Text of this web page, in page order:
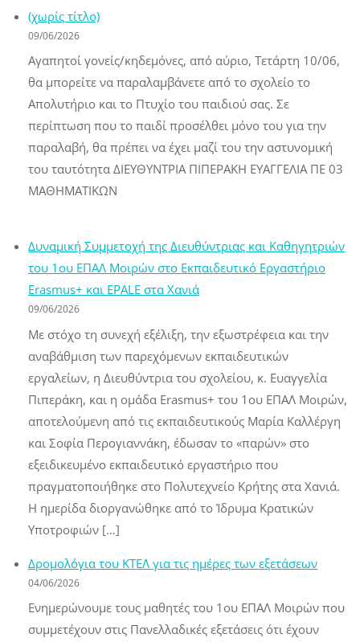
(χωρίς τίτλο)
09/06/2026
Αγαπητοί γονείς/κηδεμόνες, από αύριο, Τετάρτη 10/06,
θα μπορείτε να παραλαμβάνετε από το σχολείο το
Απολυτήριο και το Πτυχίο του παιδιού σας. Σε
περίπτωση που το παιδί προσέλθει μόνο του για την
παραλαβή, θα πρέπει να έχει μαζί του την αστυνομική
του ταυτότητα ΔΙΕΥΘΥΝΤΡΙΑ ΠΙΠΕΡΑΚΗ ΕΥΑΓΓΕΛΙΑ ΠΕ 03
ΜΑΘΗΜΑΤΙΚΩΝ
Δυναμική Συμμετοχή της Διευθύντριας και Καθηγητριών
του 1ου ΕΠΑΛ Μοιρών στο Εκπαιδευτικό Εργαστήριο
Erasmus+ και EPALE στα Χανιά
09/06/2026
Με στόχο τη συνεχή εξέλιξη, την εξωστρέφεια και την
αναβάθμιση των παρεχόμενων εκπαιδευτικών
εργαλείων, η Διευθύντρια του σχολείου, κ. Ευαγγελία
Πιπεράκη, και η ομάδα Erasmus+ του 1ου ΕΠΑΛ Μοιρών,
αποτελούμενη από τις εκπαιδευτικούς Μαρία Καλλέργη
και Σοφία Περογιαννάκη, έδωσαν το «παρών» στο
εξειδικευμένο εκπαιδευτικό εργαστήριο που
πραγματοποιήθηκε στο Πολυτεχνείο Κρήτης στα Χανιά.
Η ημερίδα διοργανώθηκε από το Ίδρυμα Κρατικών
Υποτροφιών […]
Δρομολόγια του ΚΤΕΛ για τις ημέρες των εξετάσεων
04/06/2026
Ενημερώνουμε τους μαθητές του 1ου ΕΠΑΛ Μοιρών που
συμμετέχουν στις Πανελλαδικές εξετάσεις ότι έχουν